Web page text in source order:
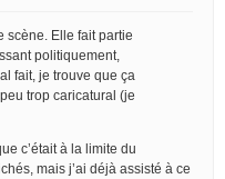
scène. Elle fait partie
politiquement,
fait, je trouve que ça
trop caricatural (je
c’était à la limite du
mais j’ai déjà assisté à ce